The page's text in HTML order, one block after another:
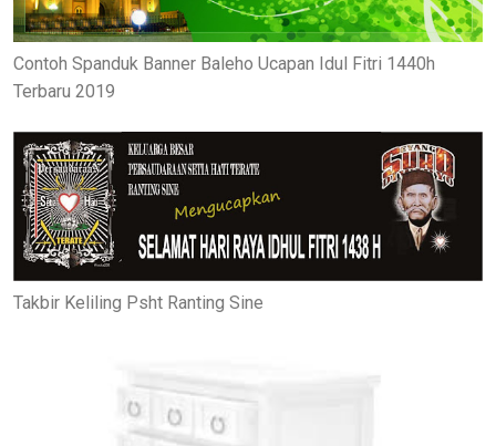
Contoh Spanduk Banner Baleho Ucapan Idul Fitri 1440h
Terbaru 2019
Takbir Keliling Psht Ranting Sine